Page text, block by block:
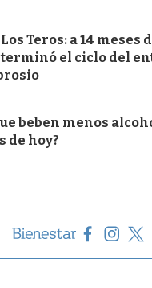
Teros: a 14 meses
el ciclo del
beben menos
de hoy?